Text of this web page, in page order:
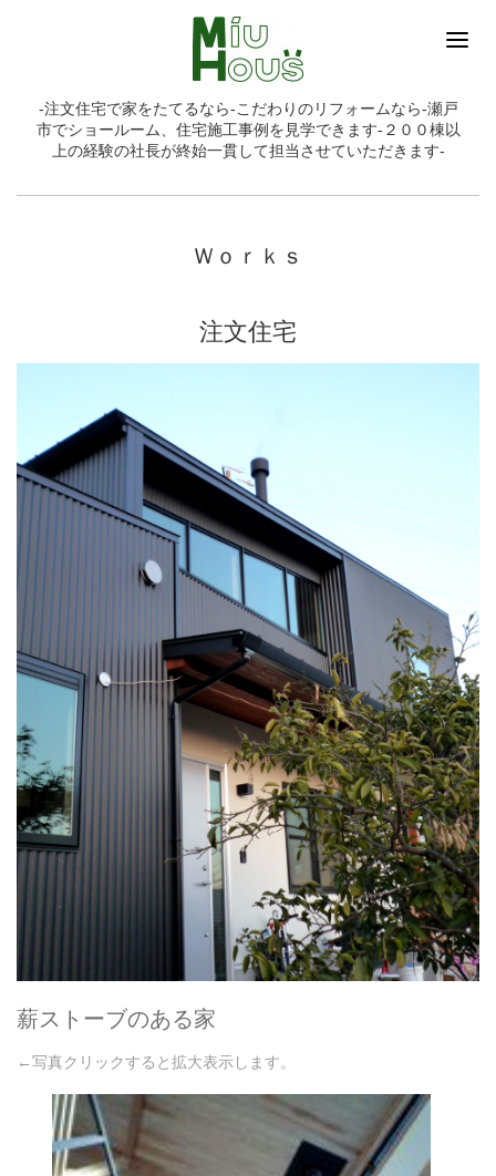
-注文住宅で家をたてるなら-こだわりのリフォームなら-瀬戸
市でショールーム、住宅施工事例を見学できます-２００棟以
上の経験の社長が終始一貫して担当させていただきます-
Ｗｏｒｋｓ
注文住宅
薪ストーブのある家
←写真クリックすると拡大表示します。